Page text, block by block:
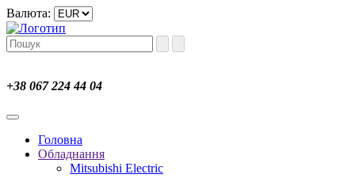
Валюта:
+38 067 224 44 04
Головна
Обладнання
Mitsubishi Electric